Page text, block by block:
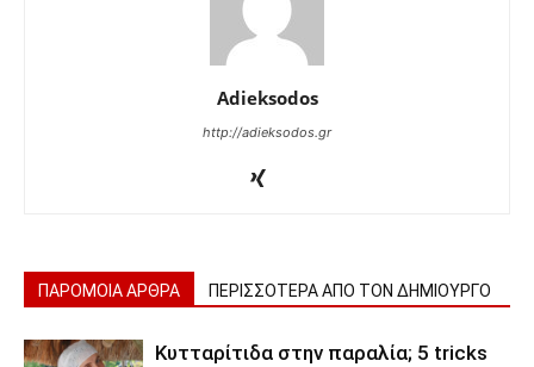
Adieksodos
http://adieksodos.gr
ΠΑΡΟΜΟΙΑ ΑΡΘΡΑ ΠΕΡΙΣΣΟΤΕΡΑ ΑΠΟ ΤΟΝ ΔΗΜΙΟΥΡΓΟ
Κυτταρίτιδα στην παραλία; 5 tricks